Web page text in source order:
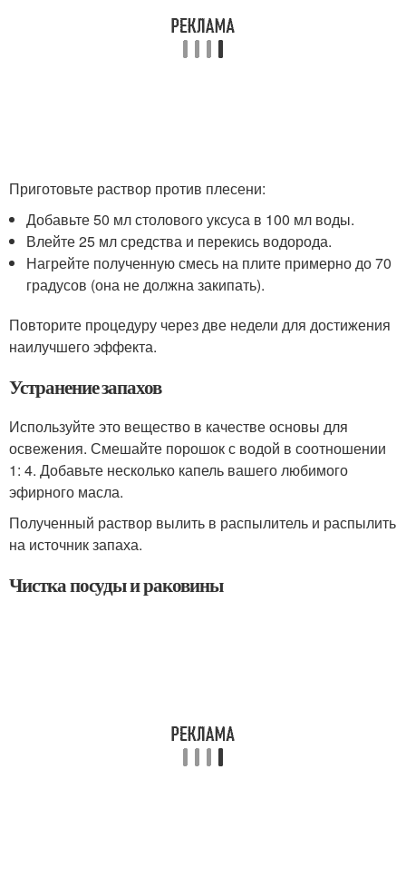
Приготовьте раствор против плесени:
Добавьте 50 мл столового уксуса в 100 мл воды.
Влейте 25 мл средства и перекись водорода.
Нагрейте полученную смесь на плите примерно до 70
градусов (она не должна закипать).
Повторите процедуру через две недели для достижения
наилучшего эффекта.
Устранение запахов
Используйте это вещество в качестве основы для
освежения. Смешайте порошок с водой в соотношении
1: 4. Добавьте несколько капель вашего любимого
эфирного масла.
Полученный раствор вылить в распылитель и распылить
на источник запаха.
Чистка посуды и раковины